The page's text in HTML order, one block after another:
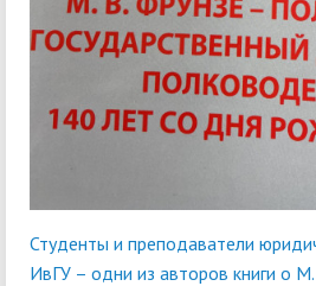
Студенты и преподаватели
ИвГУ – одни из авторов книги о